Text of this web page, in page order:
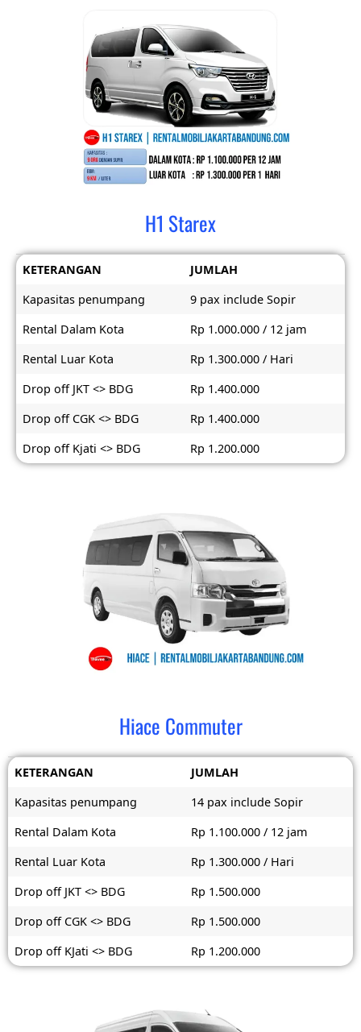
H1 Starex
KETERANGAN
JUMLAH
Kapasitas penumpang
9 pax include Sopir
Rental Dalam Kota
Rp 1.000.000 / 12 jam
Rental Luar Kota
Rp 1.300.000 / Hari
Drop off JKT <> BDG
Rp 1.400.000
Drop off CGK <> BDG
Rp 1.400.000
Drop off Kjati <> BDG
Rp 1.200.000
Hiace Commuter
KETERANGAN
JUMLAH
Kapasitas penumpang
14 pax include Sopir
Rental Dalam Kota
Rp 1.100.000 / 12 jam
Rental Luar Kota
Rp 1.300.000 / Hari
Drop off JKT <> BDG
Rp 1.500.000
Drop off CGK <> BDG
Rp 1.500.000
Drop off KJati <> BDG
Rp 1.200.000